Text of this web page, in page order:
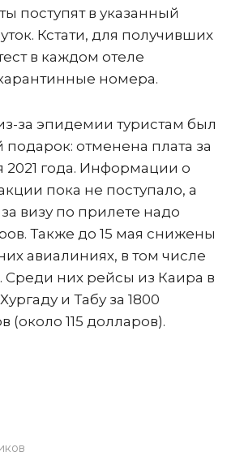
поступят в указанный
Кстати, для получивших
в каждом отеле
номера.
за эпидемии туристам был
отменена плата за
2021 года. Информации о
пока не поступало, а
визу по прилете надо
Также до 15 мая снижены
авиалиниях, в том числе
Среди них рейсы из Каира в
и Табу за 1800
(около 115 долларов).